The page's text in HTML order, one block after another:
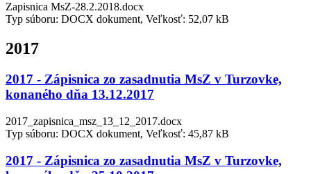
Zapisnica MsZ-28.2.2018.docx
Typ súboru: DOCX dokument, Veľkosť: 52,07 kB
2017
2017 - Zápisnica zo zasadnutia MsZ v Turzovke,
konaného dňa 13.12.2017
2017_zapisnica_msz_13_12_2017.docx
Typ súboru: DOCX dokument, Veľkosť: 45,87 kB
2017 - Zápisnica zo zasadnutia MsZ v Turzovke,